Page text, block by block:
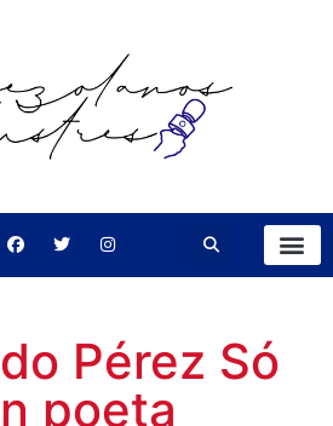
Pérez Só
poeta